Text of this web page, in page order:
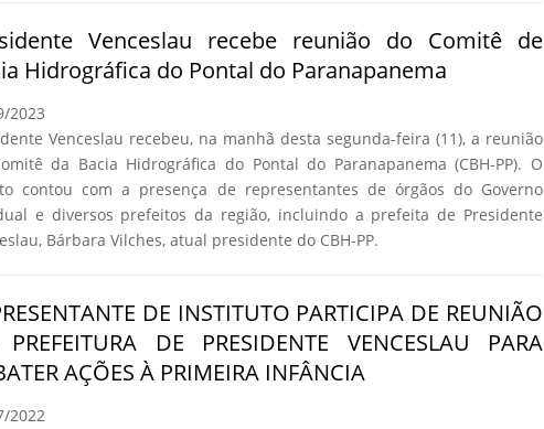
Venceslau recebe reunião do Comitê de
Hidrográfica do Pontal do Paranapanema
2023
Venceslau recebeu, na manhã desta segunda-feira (11), a reunião
da Bacia Hidrográfica do Pontal do Paranapanema (CBH-PP). O
contou com a presença de representantes de órgãos do Governo
e diversos prefeitos da região, incluindo a prefeita de Presidente
Bárbara Vilches, atual presidente do CBH-PP.
DE INSTITUTO PARTICIPA DE REUNIÃO
DE PRESIDENTE VENCESLAU PARA
AÇÕES À PRIMEIRA INFÂNCIA
2022